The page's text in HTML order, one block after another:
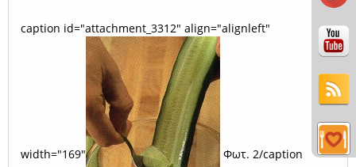
caption id="attachment_3312" align="alignleft"
width="169" Φωτ. 2/caption